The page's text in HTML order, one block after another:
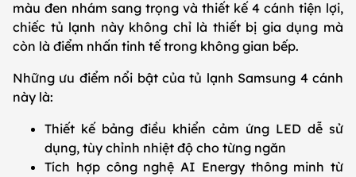
màu đen nhám sang trọng và thiết kế 4 cánh tiện lợi,
chiếc tủ lạnh này không chỉ là thiết bị gia dụng mà
còn là điểm nhấn tinh tế trong không gian bếp.
Những ưu điểm nổi bật của tủ lạnh Samsung 4 cánh
này là:
Thiết kế bảng điều khiển cảm ứng LED dễ sử
dụng, tùy chỉnh nhiệt độ cho từng ngăn
Tích hợp công nghệ AI Energy thông minh từ